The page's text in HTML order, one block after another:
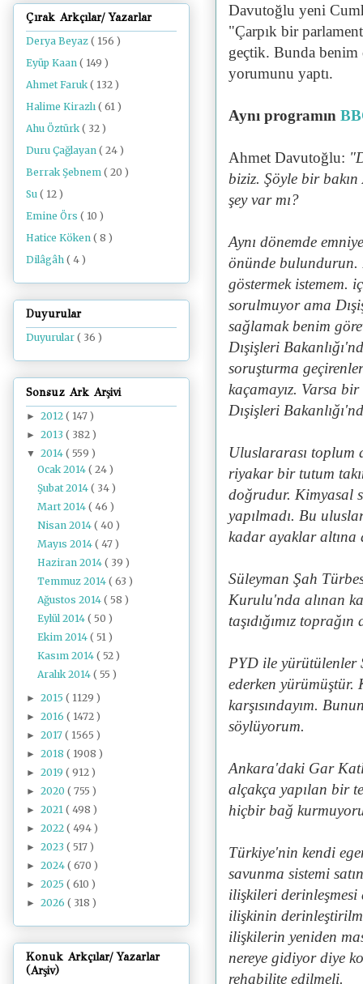
Davutoğlu yeni
"Çarpık bir
geçtik. Bunda benim
yorumunu yaptı.
Aynı programın
Ahmet Davutoğlu:
biziz. Şöyle bir
şey var mı?
Aynı dönemde
önünde bulundurun.
göstermek istemem.
sorulmuyor ama
sağlamak benim
Dışişleri
soruşturma
kaçamayız. Varsa
Dışişleri
Uluslararası toplum
riyakar bir tutum
doğrudur. Kimyasal
yapılmadı. Bu
kadar ayaklar altına
Süleyman Şah
Kurulu'nda alınan
taşıdığımız
PYD ile yürütülenler
ederken yürümüştür.
karşısındayım.
söylüyorum.
Ankara'daki Gar
alçakça yapılan bir
hiçbir bağ
Türkiye'nin kendi
savunma sistemi
ilişkileri
ilişkinin
ilişkilerin yeniden
nereye gidiyor diye
rehabilite edilmeli.
Çırak Arkçılar/ Yazarlar
Derya Beyaz ( 156 )
Eyüp Kaan ( 149 )
Ahmet Faruk ( 132 )
Halime Kirazlı ( 61 )
Ahu Öztürk ( 32 )
Duru Çağlayan ( 24 )
Berrak Şebnem ( 20 )
Su ( 12 )
Emine Örs ( 10 )
Hatice Köken ( 8 )
Dilâgâh ( 4 )
Duyurular
Duyurular ( 36 )
Sonsuz Ark Arşivi
► 2012 ( 147 )
► 2013 ( 382 )
▼ 2014 ( 559 )
Ocak 2014( 24 )
Şubat 2014( 34 )
Mart 2014( 46 )
Nisan 2014( 40 )
Mayıs 2014( 47 )
Haziran 2014( 39 )
Temmuz 2014( 63 )
Ağustos 2014( 58 )
Eylül 2014( 50 )
Ekim 2014( 51 )
Kasım 2014( 52 )
Aralık 2014( 55 )
► 2015 ( 1129 )
► 2016 ( 1472 )
► 2017 ( 1565 )
► 2018 ( 1908 )
► 2019 ( 912 )
► 2020 ( 755 )
► 2021 ( 498 )
► 2022 ( 494 )
► 2023 ( 517 )
► 2024 ( 670 )
► 2025 ( 610 )
► 2026 ( 318 )
Konuk Arkçılar/ Yazarlar
(Arşiv)